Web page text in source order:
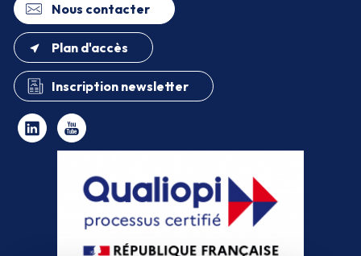
Nous contacter
Plan d'accès
Inscription newsletter